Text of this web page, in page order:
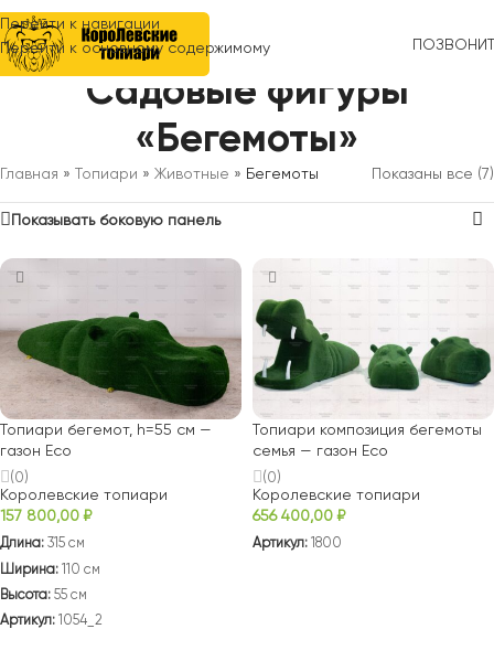
Перейти к навигации
Перейти к основному содержимому
Садовые фигуры
«Бегемоты»
Главная » Топиари » Животные » Бегемоты Показаны все (7)
Показывать боковую панель
Топиари бегемот, h=55 см —
газон Eco
(0)
Королевские топиари
157 800,00₽
Длина: 315 см
Ширина: 110 см
Высота: 55 см
Артикул: 1054_2
Топиари композиция бегемоты
семья — газон Eco
(0)
Королевские топиари
656 400,00₽
Артикул: 1800